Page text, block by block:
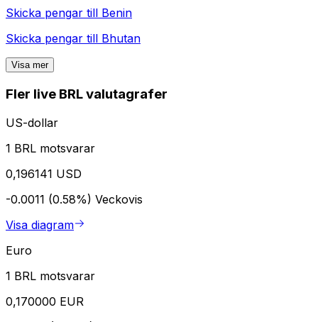
Skicka pengar till Benin
Skicka pengar till Bhutan
Visa mer
Fler live BRL valutagrafer
US-dollar
1 BRL motsvarar
0,196141 USD
-0.0011 (0.58%) Veckovis
Visa diagram
Euro
1 BRL motsvarar
0,170000 EUR